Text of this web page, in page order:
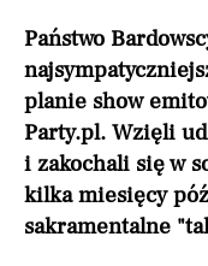
Państwo
planie show
Party.pl. Wzięli
i zakochali się w
kilka miesięcy
sakramentalne